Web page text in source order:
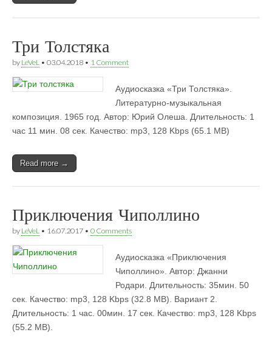
Три Толстяка
by LeVeL • 03.04.2018 • 1 Comment
Аудиосказка «Три Толстяка».
Литературно-музыкальная
композиция. 1965 год. Автор: Юрий Олеша. Длительность: 1
час 11 мин. 08 сек. Качество: mp3, 128 Kbps (65.1 MB)
Read more →
Приключения Чиполлино
by LeVeL • 16.07.2017 • 0 Comments
Аудиосказка «Приключения
Чиполлино». Автор: Джанни
Родари. Длительность: 35мин. 50
сек. Качество: mp3, 128 Kbps (32.8 МB). Вариант 2.
Длительность: 1 час. 00мин. 17 сек. Качество: mp3, 128 Kbps
(55.2 МB).